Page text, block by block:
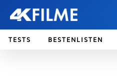
TESTS BESTENLISTEN